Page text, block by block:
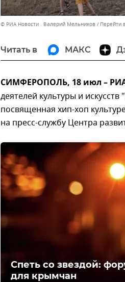
© РИА Новости . Валерий Мельников Перейти
Читать в МАКС
СИМФЕРОПОЛЬ, 18 июл –
деятелей культуры и
посвященная хип-хоп
на пресс-службу Центра
Спеть со звездой:
для крымчан